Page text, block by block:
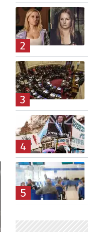
2
3
4
5